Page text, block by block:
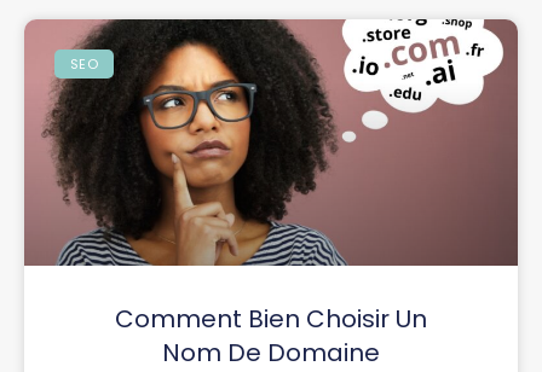
SEO
Comment Bien Choisir Un
Nom De Domaine